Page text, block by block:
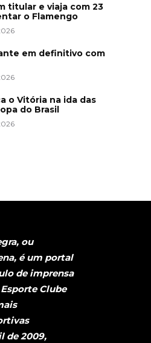
titular e viaja com 23
o Flamengo
em definitivo com
o Vitória na ida das
do Brasil
ou
é um portal
de imprensa
Clube
de 2009,